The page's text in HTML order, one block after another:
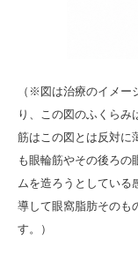
（※図は治療のイメー
り、この図のふくらみ
筋はこの図とは反対に
も眼輪筋やその後ろの
ムを造ろうとしている
導して眼窩脂肪そのも
す。）